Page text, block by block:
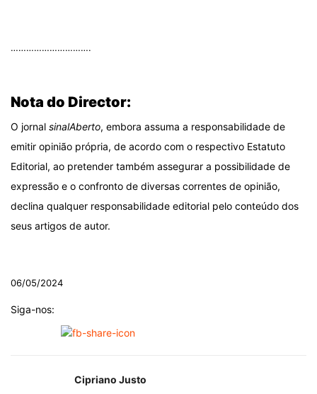
………………………….
Nota do Director:
O jornal sinalAberto, embora assuma a responsabilidade de
emitir opinião própria, de acordo com o respectivo Estatuto
Editorial, ao pretender também assegurar a possibilidade de
expressão e o confronto de diversas correntes de opinião,
declina qualquer responsabilidade editorial pelo conteúdo dos
seus artigos de autor.
06/05/2024
Siga-nos:
Cipriano Justo